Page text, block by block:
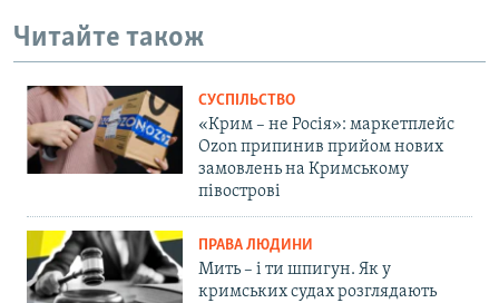
Читайте також
СУСПІЛЬСТВО
«Крим – не Росія»: маркетплейс
Ozon припинив прийом нових
замовлень на Кримському
півострові
ПРАВА ЛЮДИНИ
Мить – і ти шпигун. Як у
кримських судах розглядають